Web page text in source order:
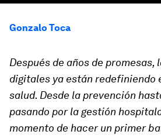
Gonzalo Toca
Después de años de promesas,
digitales ya están redefiniendo
salud. Desde la prevención
pasando por la gestión
momento de hacer un primer